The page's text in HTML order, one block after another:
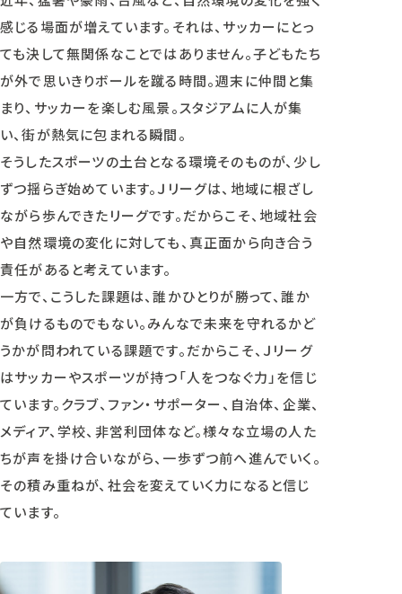
感じる場面が増えています。それは、サッカーにとっ
ても決して無関係なことではありません。子どもたち
が外で思いきりボールを蹴る時間。週末に仲間と集
まり、サッカーを楽しむ風景。スタジアムに人が集
い、街が熱気に包まれる瞬間。
そうしたスポーツの土台となる環境そのものが、少し
ずつ揺らぎ始めています。Ｊリーグは、地域に根ざし
ながら歩んできたリーグです。だからこそ、地域社会
や自然環境の変化に対しても、真正面から向き合う
責任があると考えています。
一方で、こうした課題は、誰かひとりが勝って、誰か
が負けるものでもない。みんなで未来を守れるかど
うかが問われている課題です。だからこそ、Ｊリーグ
はサッカーやスポーツが持つ「人をつなぐ力」を信じ
ています。クラブ、ファン・サポーター、自治体、企業、
メディア、学校、非営利団体など。様々な立場の人た
ちが声を掛け合いながら、一歩ずつ前へ進んでいく。
その積み重ねが、社会を変えていく力になると信じ
ています。